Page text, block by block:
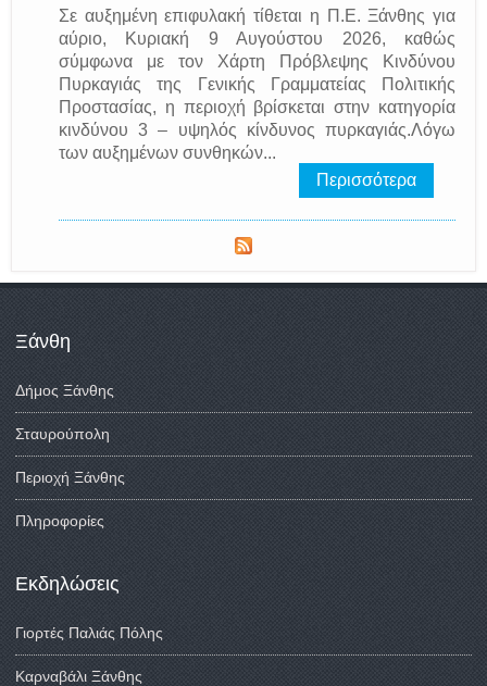
Σε αυξημένη επιφυλακή τίθεται η Π.Ε. Ξάνθης για
αύριο, Κυριακή 9 Αυγούστου 2026, καθώς
σύμφωνα με τον Χάρτη Πρόβλεψης Κινδύνου
Πυρκαγιάς της Γενικής Γραμματείας Πολιτικής
Προστασίας, η περιοχή βρίσκεται στην κατηγορία
κινδύνου 3 – υψηλός κίνδυνος πυρκαγιάς.Λόγω
των αυξημένων συνθηκών...
Περισσότερα
Ξάνθη
Δήμος Ξάνθης
Σταυρούπολη
Περιοχή Ξάνθης
Πληροφορίες
Εκδηλώσεις
Γιορτές Παλιάς Πόλης
Καρναβάλι Ξάνθης